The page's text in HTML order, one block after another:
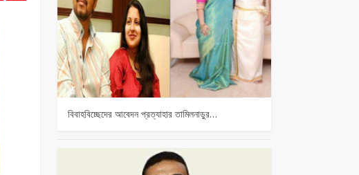
বিবাহবিচ্ছেদের আবেদন প্রত্যাহার তামিলনাড়ুর…